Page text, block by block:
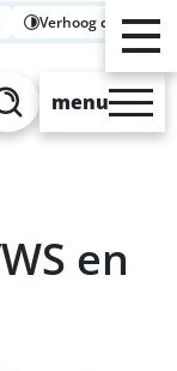
Verhoog contrast
Zoeken
menu
en